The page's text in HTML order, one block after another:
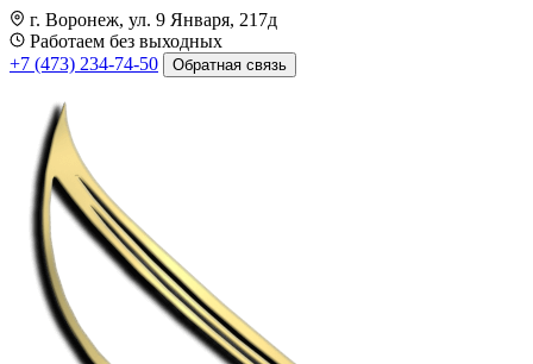
г. Воронеж, ул. 9 Января, 217д
Работаем без выходных
+7 (473) 234-74-50
Обратная связь